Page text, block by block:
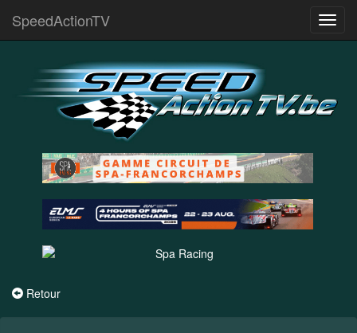
SpeedActionTV
Retour